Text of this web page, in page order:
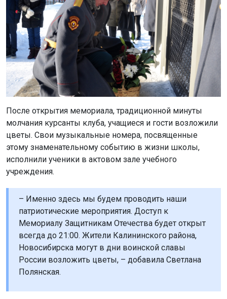
После открытия мемориала, традиционной минуты
молчания курсанты клуба, учащиеся и гости возложили
цветы. Свои музыкальные номера, посвященные
этому знаменательному событию в жизни школы,
исполнили ученики в актовом зале учебного
учреждения.
– Именно здесь мы будем проводить наши
патриотические мероприятия. Доступ к
Мемориалу Защитникам Отечества будет открыт
всегда до 21:00. Жители Калининского района,
Новосибирска могут в дни воинской славы
России возложить цветы, – добавила Светлана
Полянская.